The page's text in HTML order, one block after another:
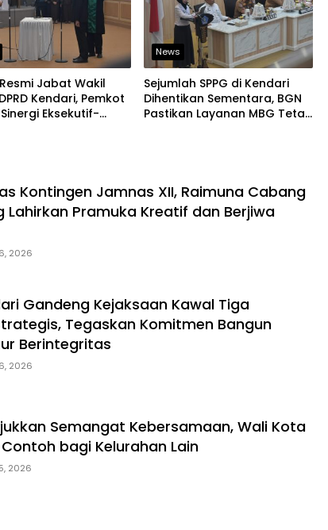
Jabat Wakil
Kendari, Pemkot
Eksekutif-
News
Sejumlah SPPG di Kendari
Dihentikan Sementara, BGN
Pastikan Layanan MBG Tetap
Kontingen Jamnas XII, Raimuna Cabang
Lahirkan Pramuka Kreatif dan Berjiwa
2026
Gandeng Kejaksaan Kawal Tiga
Tegaskan Komitmen Bangun
Berintegritas
2026
Semangat Kebersamaan, Wali Kota
bagi Kelurahan Lain
2026